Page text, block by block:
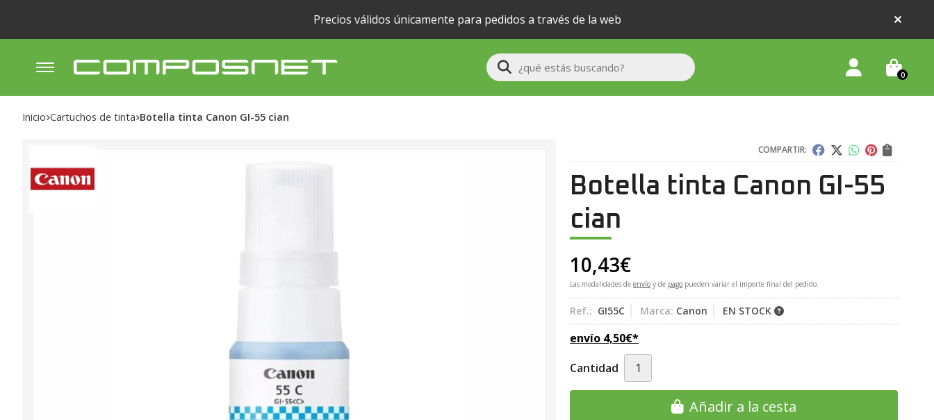
Precios válidos únicamente para pedidos a través de la web
Buscar 0
Inicio cartuchos de tinta Botella tinta Canon GI-55 cian
COMPARTIR:
Botella tinta Canon GI-55
cian
10,43€
Las modalidades de envío y de pago pueden variar el importe final del pedido.
Ref.: GI55C Marca: Canon EN STOCK
envío 4,50€*
Cantidad
Añadir a la cesta